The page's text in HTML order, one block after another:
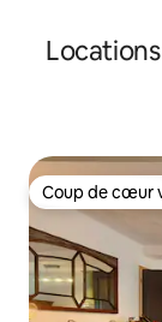
Coup de cœur
Coup de cœur